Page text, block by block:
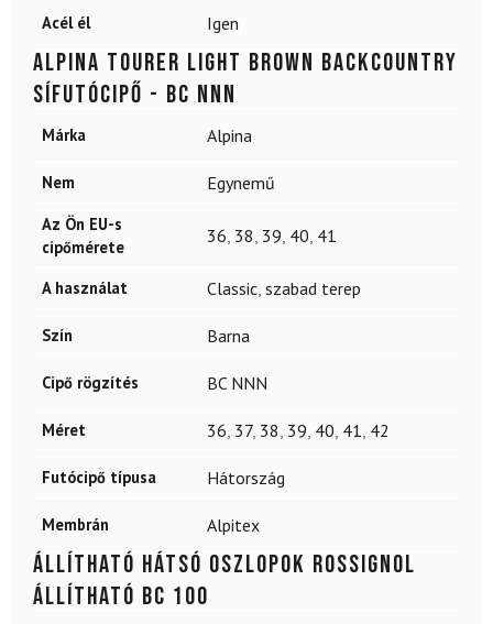
Acél él Igen
ALPINA Tourer Light Brown backcountry
sífutócipő - BC NNN
Márka Alpina
Nem Egynemű
Az Ön EU-s
cipőmérete
36 38 39 40 41
A használat Classic szabad terep
Szín Barna
Cipő rögzítés BC NNN
Méret 36 37, 38 39 40 41 42
Futócipő típusa Hátország
Membrán Alpitex
Állítható hátsó oszlopok ROSSIGNOL
Állítható BC 100